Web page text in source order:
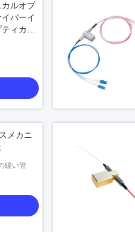
ルオプ
バーイ
ィカル
メカニ
緩い管